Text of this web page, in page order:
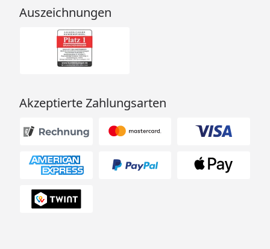
Auszeichnungen
Akzeptierte Zahlungsarten